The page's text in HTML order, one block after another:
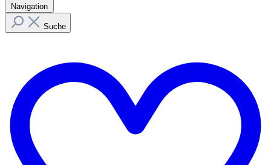
Navigation
Suche